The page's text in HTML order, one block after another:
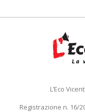
L’Eco
Registrazione n. 16/